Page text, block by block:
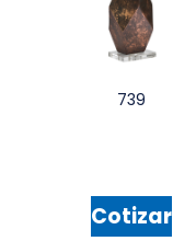
739
Cotizar